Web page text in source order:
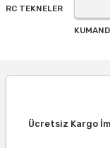
RC TEKNELER
Ücretsiz Kargo